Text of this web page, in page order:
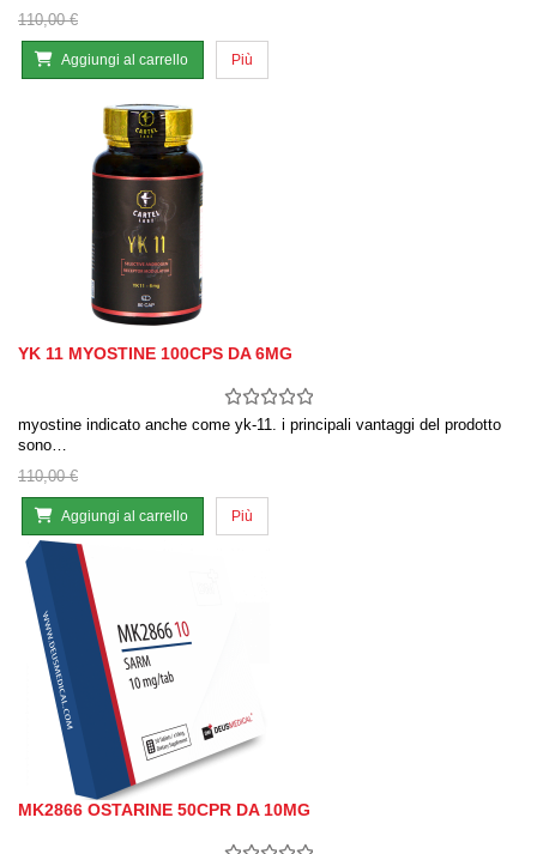
110,00 €
Aggiungi al carrello Più
YK 11 MYOSTINE 100CPS DA 6MG
myostine indicato anche come yk-11. i principali vantaggi del prodotto
sono…
110,00 €
Aggiungi al carrello Più
MK2866 OSTARINE 50CPR DA 10MG